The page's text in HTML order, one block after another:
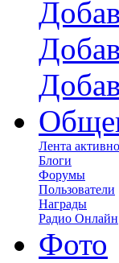
Лента
Блоги
Форумы
Пользователи
Награды
Радио Онлайн
Фото